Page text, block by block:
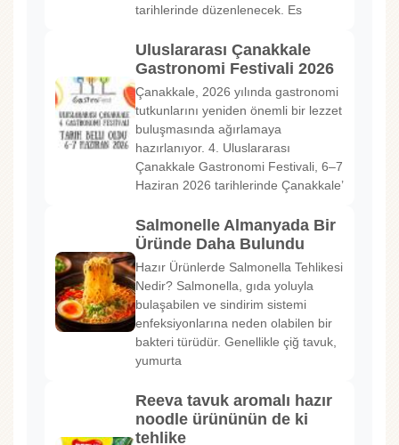
tarihlerinde düzenlenecek. Es
Uluslararası Çanakkale
Gastronomi Festivali 2026
Çanakkale, 2026 yılında gastronomi
tutkunlarını yeniden önemli bir lezzet
buluşmasında ağırlamaya
hazırlanıyor. 4. Uluslararası
Çanakkale Gastronomi Festivali, 6–7
Haziran 2026 tarihlerinde Çanakkale’
Salmonelle Almanyada Bir
Üründe Daha Bulundu
Hazır Ürünlerde Salmonella Tehlikesi
Nedir? Salmonella, gıda yoluyla
bulaşabilen ve sindirim sistemi
enfeksiyonlarına neden olabilen bir
bakteri türüdür. Genellikle çiğ tavuk,
yumurta
Reeva tavuk aromalı hazır
noodle ürününün de ki
tehlike